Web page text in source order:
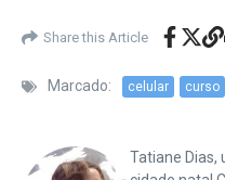
Share this Article
Marcado: celular curso
Tatiane Dias,